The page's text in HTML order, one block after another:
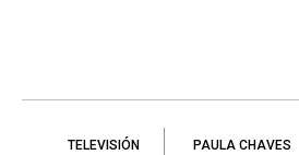
TELEVISIÓN PAULA CHAVES